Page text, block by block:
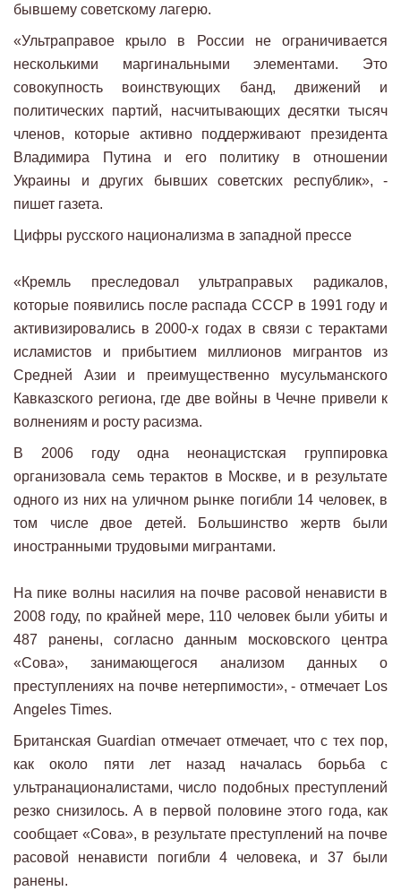
бывшему советскому лагерю.
«Ультраправое крыло в России не ограничивается
несколькими маргинальными элементами. Это
совокупность воинствующих банд, движений и
политических партий, насчитывающих десятки тысяч
членов, которые активно поддерживают президента
Владимира Путина и его политику в отношении
Украины и других бывших советских республик», -
пишет газета.
Цифры русского национализма в западной прессе
«Кремль преследовал ультраправых радикалов,
которые появились после распада СССР в 1991 году и
активизировались в 2000-х годах в связи с терактами
исламистов и прибытием миллионов мигрантов из
Средней Азии и преимущественно мусульманского
Кавказского региона, где две войны в Чечне привели к
волнениям и росту расизма.
В 2006 году одна неонацистская группировка
организовала семь терактов в Москве, и в результате
одного из них на уличном рынке погибли 14 человек, в
том числе двое детей. Большинство жертв были
иностранными трудовыми мигрантами.
На пике волны насилия на почве расовой ненависти в
2008 году, по крайней мере, 110 человек были убиты и
487 ранены, согласно данным московского центра
«Сова», занимающегося анализом данных о
преступлениях на почве нетерпимости», - отмечает Los
Angeles Times.
Британская Guardian отмечает отмечает, что с тех пор,
как около пяти лет назад началась борьба с
ультранационалистами, число подобных преступлений
резко снизилось. А в первой половине этого года, как
сообщает «Сова», в результате преступлений на почве
расовой ненависти погибли 4 человека, и 37 были
ранены.